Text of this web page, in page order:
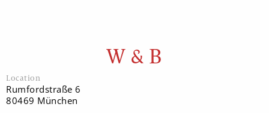
W & B
Location
Rumfordstraße 6
80469 München